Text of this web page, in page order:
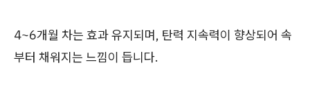
4~6개월 차는 효과 유지되며, 탄력 지속력이 향상되어 속
부터 채워지는 느낌이 듭니다.